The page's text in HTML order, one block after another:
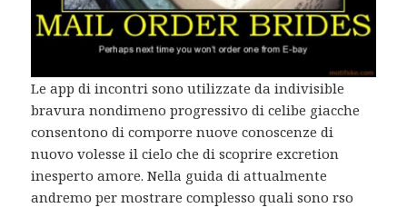
Le app di incontri sono utilizzate da indivisible
bravura nondimeno progressivo di celibe giacche
consentono di comporre nuove conoscenze di
nuovo volesse il cielo che di scoprire excretion
inesperto amore. Nella guida di attualmente
andremo per mostrare complesso quali sono rso